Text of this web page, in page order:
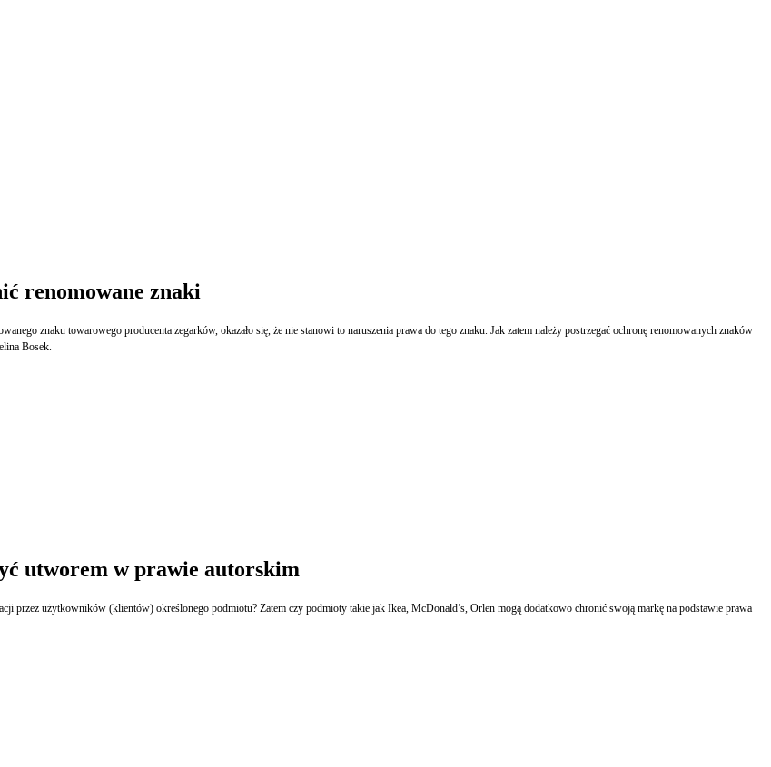
renomowane znaki
znaku towarowego producenta zegarków, okazało się, że nie stanowi to naruszenia prawa do tego znaku. Jak zatem należy postrzegać ochronę renomowanych znaków
Bosek.
utworem w prawie autorskim
przez użytkowników (klientów) określonego podmiotu? Zatem czy podmioty takie jak Ikea, McDonald’s, Orlen mogą dodatkowo chronić swoją markę na podstawie prawa